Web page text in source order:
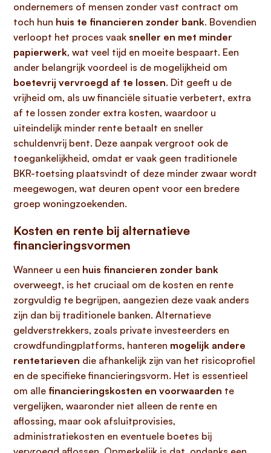
ondernemers of mensen zonder vast contract om
toch hun huis te financieren zonder bank. Bovendien
verloopt het proces vaak sneller en met minder
papierwerk, wat veel tijd en moeite bespaart. Een
ander belangrijk voordeel is de mogelijkheid om
boetevrij vervroegd af te lossen. Dit geeft u de
vrijheid om, als uw financiële situatie verbetert, extra
af te lossen zonder extra kosten, waardoor u
uiteindelijk minder rente betaalt en sneller
schuldenvrij bent. Deze aanpak vergroot ook de
toegankelijkheid, omdat er vaak geen traditionele
BKR-toetsing plaatsvindt of deze minder zwaar wordt
meegewogen, wat deuren opent voor een bredere
groep woningzoekenden.
Kosten en rente bij alternatieve
financieringsvormen
Wanneer u een huis financieren zonder bank
overweegt, is het cruciaal om de kosten en rente
zorgvuldig te begrijpen, aangezien deze vaak anders
zijn dan bij traditionele banken. Alternatieve
geldverstrekkers, zoals private investeerders en
crowdfundingplatforms, hanteren mogelijk andere
rentetarieven die afhankelijk zijn van het risicoprofiel
en de specifieke financieringsvorm. Het is essentieel
om alle financieringskosten en voorwaarden te
vergelijken, waaronder niet alleen de rente en
aflossing, maar ook afsluitprovisies,
administratiekosten en eventuele boetes bij